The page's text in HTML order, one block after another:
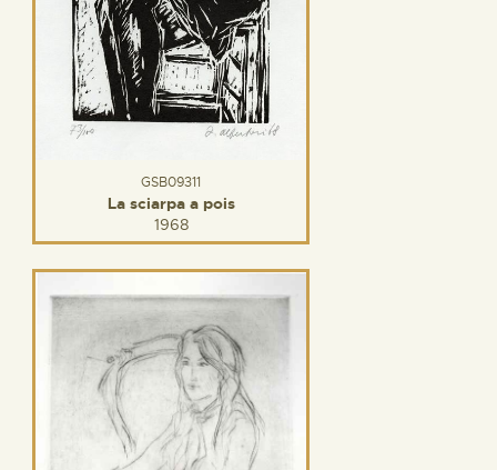
GSB09311
La sciarpa a pois
1968